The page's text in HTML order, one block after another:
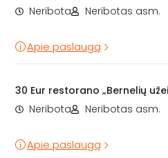
Neribota
Neribotas asm.
Apie paslaugą
30 Eur restorano „Bernelių
Neribota
Neribotas asm.
Apie paslaugą